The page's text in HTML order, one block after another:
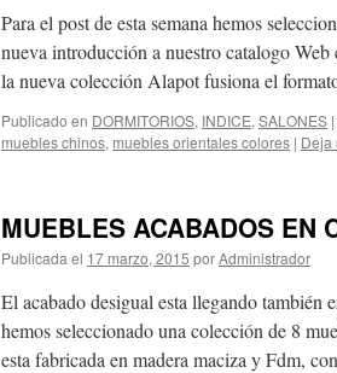
Para el post de esta semana hemos
nueva introducción a nuestro catalogo
la nueva colección Alapot fusiona el
Publicado en DORMITORIOS, INDICE, SALONES |
muebles chinos, muebles orientales colores | Deja
MUEBLES ACABADOS EN
Publicada el 17 marzo, 2015 porAdministrador
El acabado desigual esta llegando también
hemos seleccionado una colección de 8
esta fabricada en madera maciza y Fdm,